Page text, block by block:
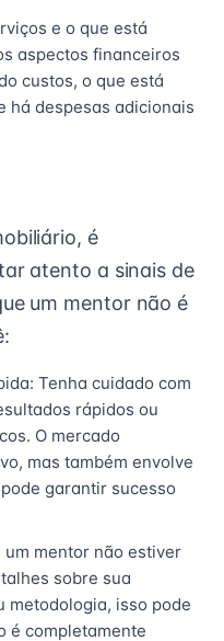
e o que está
aspectos financeiros
custos, o que está
há despesas adicionais
é
atento a sinais de
um mentor não é
Tenha cuidado com
rápidos ou
O mercado
mas também envolve
garantir sucesso
um mentor não estiver
sobre sua
metodologia, isso pode
é completamente